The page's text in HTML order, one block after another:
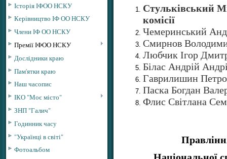
Історія ІФОО НСКУ
Керівництво ІФ ОО НСКУ
Члени ІФ ОО НСКУ
Премії ІФОО НСКУ
Дослідники краю
Пам'ятки краю
Наш часопис
ІКО "Моє місто"
ЗНП "Галич"
Годинник часу
"Українці в світі"
Фотоальбом
Стульківський
комісії
Чемеринський
Смирнов
Любчик Ігор
Білас Андрій
Гаврилишин
Паска Богдан
Флис Світлана